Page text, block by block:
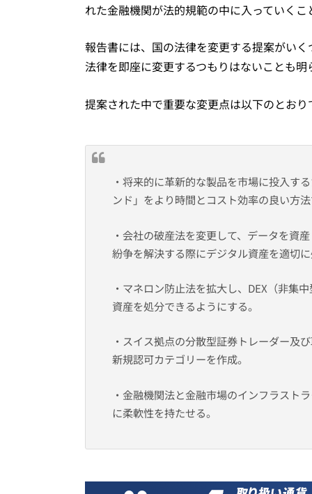
れた金融機関が法的規範の中に入っていく
報告書には、国の法律を変更する提案がい
法律を即座に変更するつもりはないことも
提案された中で重要な変更点は以下のとおり
・将来的に革新的な製品を市場に投入す
ンド」をより時間とコスト効率の良い方
・会社の破産法を変更して、データを資
紛争を解決する際にデジタル資産を適切
・マネロン防止法を拡大し、DEX（非集
資産を処分できるようにする。
・スイス拠点の分散型証券トレーダー及
新規認可カテゴリーを作成。
・金融機関法と金融市場のインフラスト
に柔軟性を持たせる。